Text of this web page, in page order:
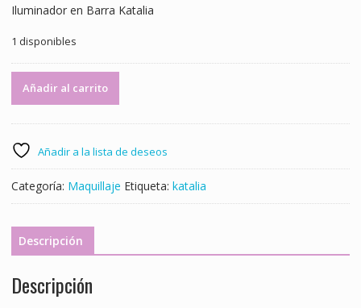
Iluminador en Barra Katalia
1 disponibles
-
ID:
14691
cantidad
Añadir al carrito
Añadir a la lista de deseos
Categoría: Maquillaje Etiqueta: katalia
Descripción
Descripción